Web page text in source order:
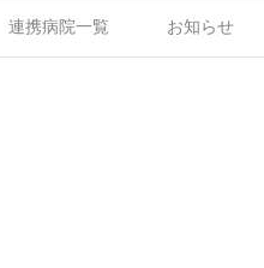
連携病院一覧 お知らせ